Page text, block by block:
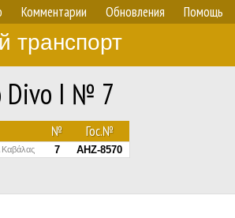
Комментарии Обновления Помощь
транспорт
Divo I № 7
№ Гос.№
7 AHZ-8570